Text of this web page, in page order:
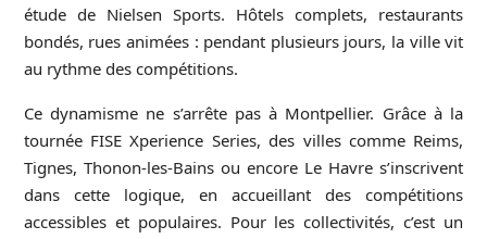
étude de Nielsen Sports. Hôtels complets, restaurants
bondés, rues animées : pendant plusieurs jours, la ville vit
au rythme des compétitions.
Ce dynamisme ne s’arrête pas à Montpellier. Grâce à la
tournée FISE Xperience Series, des villes comme Reims,
Tignes, Thonon-les-Bains ou encore Le Havre s’inscrivent
dans cette logique, en accueillant des compétitions
accessibles et populaires. Pour les collectivités, c’est un